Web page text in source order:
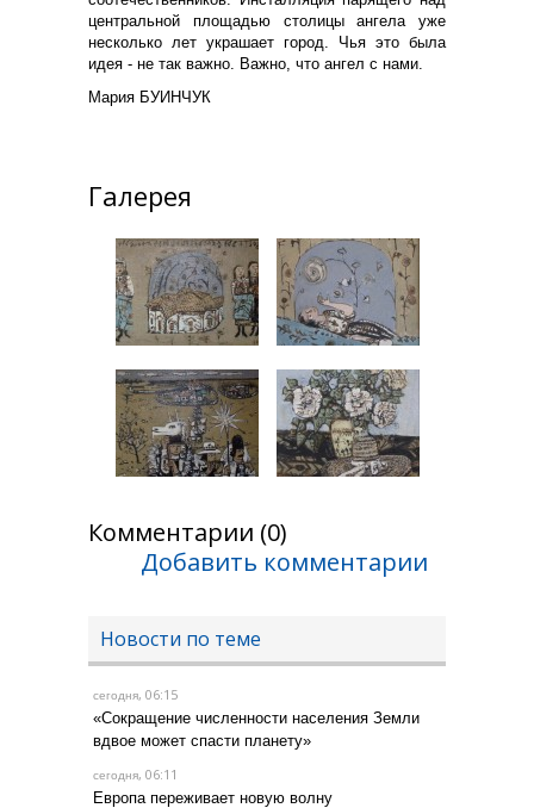
центральной площадью столицы ангела уже
несколько лет украшает город. Чья это была
идея - не так важно. Важно, что ангел с нами.
Мария БУИНЧУК
Галерея
Комментарии (0)
Добавить комментарии
Новости по теме
сегодня, 06:15
«Сокращение численности населения Земли
вдвое может спасти планету»
сегодня, 06:11
Европа переживает новую волну